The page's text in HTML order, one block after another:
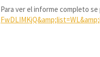
Para ver el informe completo